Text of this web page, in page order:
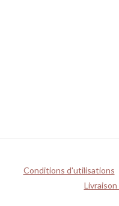
Conditions d'utilisations